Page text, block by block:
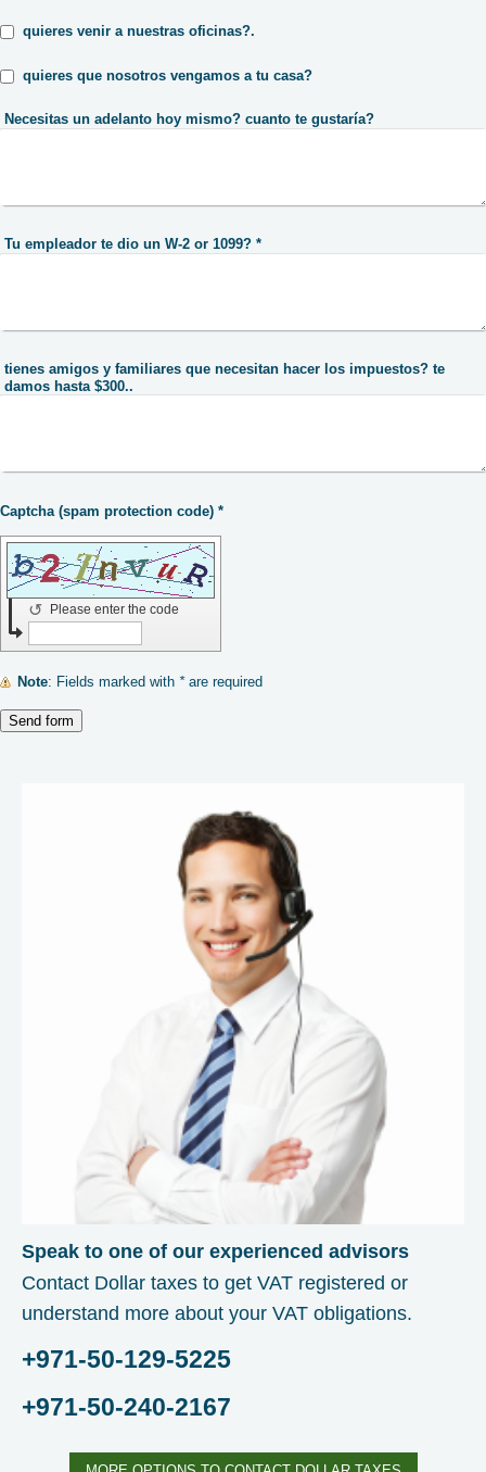
quieres venir a nuestras oficinas?.
quieres que nosotros vengamos a tu casa?
Necesitas un adelanto hoy mismo? cuanto te gustaría?
Tu empleador te dio un W-2 or 1099? *
tienes amigos y familiares que necesitan hacer los impuestos? te
damos hasta $300..
Captcha (spam protection code) *
Please enter the code
↺
Note : Fields marked with *are required
Speak to one of our experienced advisors
Contact Dollar taxes to get VAT registered or
understand more about your VAT obligations.
+971-50-129-5225
+971-50-240-2167